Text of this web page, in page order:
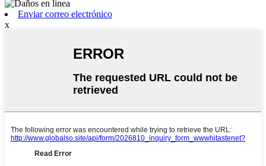
Enviar correo electrónico
x